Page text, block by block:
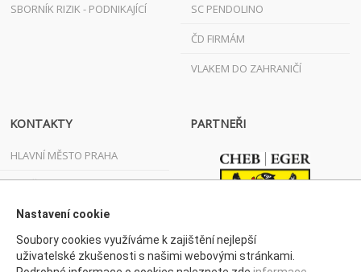
SBORNÍK RIZIK - PODNIKAJÍCÍ SC PENDOLINO
ČD FIRMÁM
VLAKEM DO ZAHRANIČÍ
KONTAKTY
HLAVNÍ MĚSTO PRAHA
JIHOČESKÝ KRAJ
JIHOMORAVSKÝ KRAJ
KARLOVARSKÝ KRAJ
PARTNEŘI
Nastavení cookie
Soubory cookies využíváme k zajištění nejlepší
uživatelské zkušenosti s našimi webovými stránkami.